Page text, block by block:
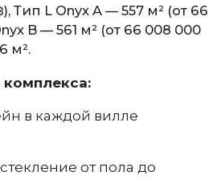
Тип L Onyx A — 557 м² (от 66
B — 561 м² (от 66 008 000
м².
в каждой вилле
от пола до